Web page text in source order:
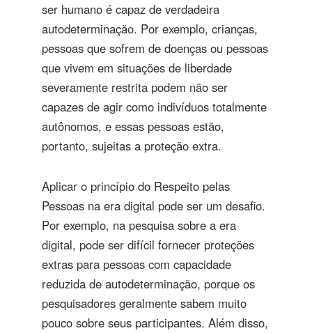
ser humano é capaz de verdadeira
autodeterminação. Por exemplo, crianças,
pessoas que sofrem de doenças ou pessoas
que vivem em situações de liberdade
severamente restrita podem não ser
capazes de agir como indivíduos totalmente
autônomos, e essas pessoas estão,
portanto, sujeitas a proteção extra.
Aplicar o princípio do Respeito pelas
Pessoas na era digital pode ser um desafio.
Por exemplo, na pesquisa sobre a era
digital, pode ser difícil fornecer proteções
extras para pessoas com capacidade
reduzida de autodeterminação, porque os
pesquisadores geralmente sabem muito
pouco sobre seus participantes. Além disso,